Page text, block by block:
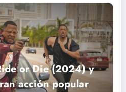
or Die (2024) y
acción popular